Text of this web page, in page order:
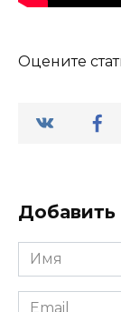
Оцените
Имя
*
Email